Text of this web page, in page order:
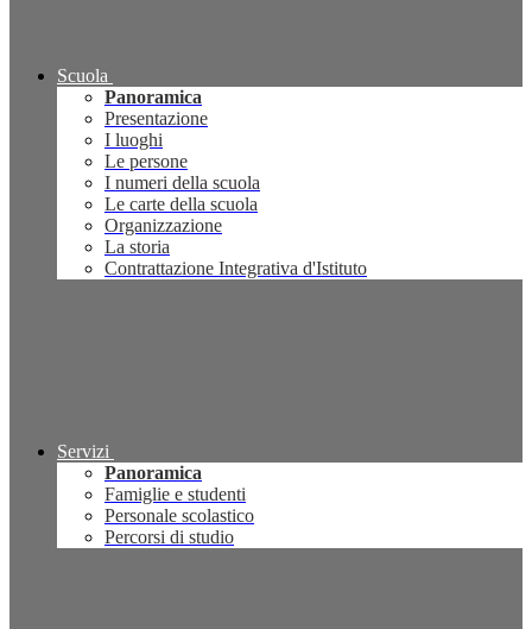
Scuola
Panoramica
Presentazione
I luoghi
Le persone
I numeri della scuola
Le carte della scuola
Organizzazione
La storia
Contrattazione Integrativa d'Istituto
Servizi
Panoramica
Famiglie e studenti
Personale scolastico
Percorsi di studio